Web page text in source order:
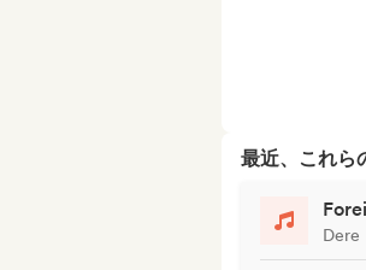
最近、これら
Dere